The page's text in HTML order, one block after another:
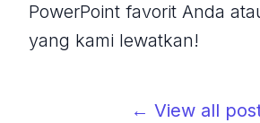
PowerPoint favorit Anda
yang kami lewatkan!
← View all